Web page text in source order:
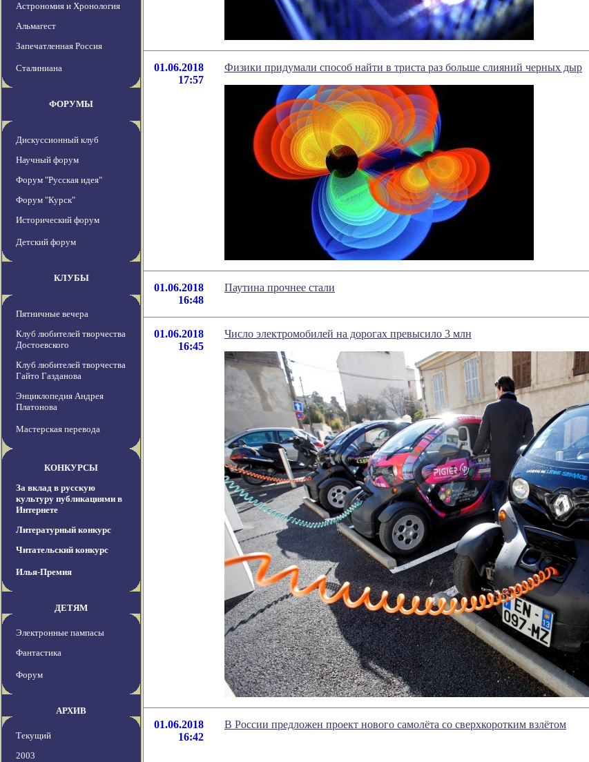
Астрономия и Хронология
Альмагест
Запечатленная Россия
Сталиниана
ФОРУМЫ
Дискуссионный клуб
Научный форум
Форум "Русская идея"
Форум "Курск"
Исторический форум
Детский форум
КЛУБЫ
Пятничные вечера
Клуб любителей творчества
Достоевского
Клуб любителей творчества
Гайто Газданова
Энциклопедия Андрея
Платонова
Мастерская перевода
КОНКУРСЫ
За вклад в русскую
культуру публикациями в
Интернете
Литературный конкурс
Читательский конкурс
Илья-Премия
ДЕТЯМ
Электронные пампасы
Фантастика
Форум
АРХИВ
Текущий
2003
01.06.2018
17:57
Физики придумали способ найти в триста раз больше слияний черных дыр
01.06.2018
16:48
Паутина прочнее стали
01.06.2018
16:45
Число электромобилей на дорогах превысило 3 млн
01.06.2018
16:42
В России предложен проект нового самолёта со сверхкоротким взлётом